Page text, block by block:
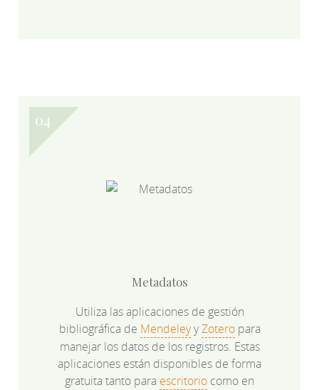
Metadatos
Utiliza las aplicaciones de gestión
bibliográfica de MendeleyyZoteropara
manejar los datos de los registros. Estas
aplicaciones están disponibles de forma
gratuita tanto para escritorio como en